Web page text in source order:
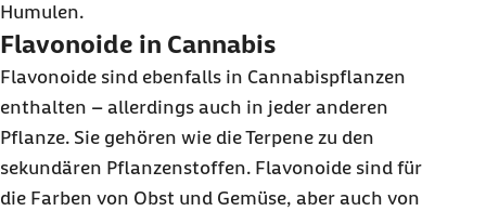
Humulen.
Flavonoide in Cannabis
Flavonoide sind ebenfalls in Cannabispflanzen
enthalten – allerdings auch in jeder anderen
Pflanze. Sie gehören wie die Terpene zu den
sekundären Pflanzenstoffen. Flavonoide sind für
die Farben von Obst und Gemüse, aber auch von